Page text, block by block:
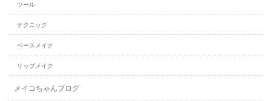
ツール
テクニック
ベースメイク
リップメイク
メイコちゃんブログ